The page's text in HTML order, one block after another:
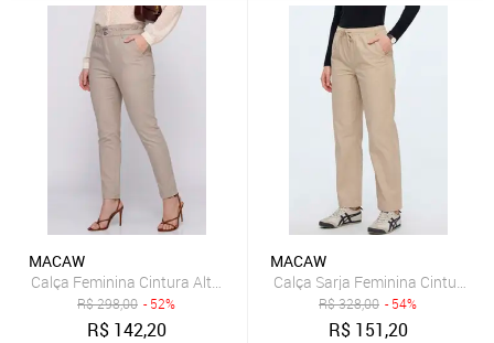
MACAW
Calça Feminina Cintura Alta Clochard Skinny com 4 Bolsos Bege
R$298,00 - 52%
R$ 142,20
MACAW
R$328,00 - 54%
R$ 151,20